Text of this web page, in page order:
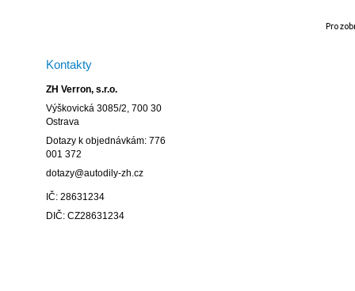
Pro
Kontakty
ZH Verron, s.r.o.
Výškovická 3085/2, 700 30
Ostrava
Dotazy k objednávkám: 776
001 372
dotazy@autodily-zh.cz
IČ: 28631234
DIČ: CZ28631234